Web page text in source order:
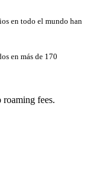
en todo el mundo han
en más de 170
fees.